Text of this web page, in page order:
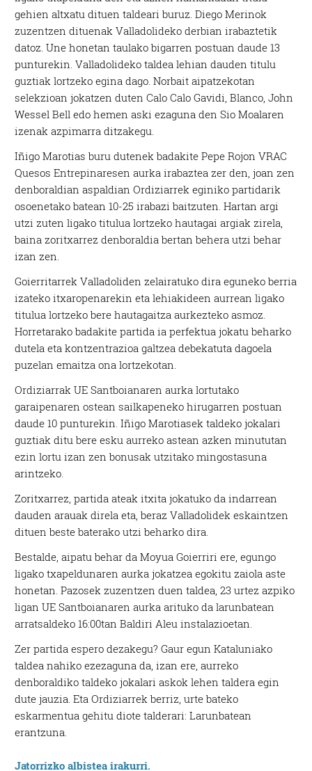
gehien altxatu dituen taldeari buruz. Diego Merinok
zuzentzen dituenak Valladolideko derbian irabaztetik
datoz. Une honetan taulako bigarren postuan daude 13
punturekin. Valladolideko taldea lehian dauden titulu
guztiak lortzeko egina dago. Norbait aipatzekotan
selekzioan jokatzen duten Calo Calo Gavidi, Blanco, John
Wessel Bell edo hemen aski ezaguna den Sio Moalaren
izenak azpimarra ditzakegu.
Iñigo Marotias buru dutenek badakite Pepe Rojon VRAC
Quesos Entrepinaresen aurka irabaztea zer den, joan zen
denboraldian aspaldian Ordiziarrek eginiko partidarik
osoenetako batean 10-25 irabazi baitzuten. Hartan argi
utzi zuten ligako titulua lortzeko hautagai argiak zirela,
baina zoritxarrez denboraldia bertan behera utzi behar
izan zen.
Goierritarrek Valladoliden zelairatuko dira eguneko berria
izateko itxaropenarekin eta lehiakideen aurrean ligako
titulua lortzeko bere hautagaitza aurkezteko asmoz.
Horretarako badakite partida ia perfektua jokatu beharko
dutela eta kontzentrazioa galtzea debekatuta dagoela
puzelan emaitza ona lortzekotan.
Ordiziarrak UE Santboianaren aurka lortutako
garaipenaren ostean sailkapeneko hirugarren postuan
daude 10 punturekin. Iñigo Marotiasek taldeko jokalari
guztiak ditu bere esku aurreko astean azken minututan
ezin lortu izan zen bonusak utzitako mingostasuna
arintzeko.
Zoritxarrez, partida ateak itxita jokatuko da indarrean
dauden arauak direla eta, beraz Valladolidek eskaintzen
dituen beste baterako utzi beharko dira.
Bestalde, aipatu behar da Moyua Goierriri ere, egungo
ligako txapeldunaren aurka jokatzea egokitu zaiola aste
honetan. Pazosek zuzentzen duen taldea, 23 urtez azpiko
ligan UE Santboianaren aurka arituko da larunbatean
arratsaldeko 16:00tan Baldiri Aleu instalazioetan.
Zer partida espero dezakegu? Gaur egun Kataluniako
taldea nahiko ezezaguna da, izan ere, aurreko
denboraldiko taldeko jokalari askok lehen taldera egin
dute jauzia. Eta Ordiziarrek berriz, urte bateko
eskarmentua gehitu diote talderari: Larunbatean
erantzuna.
Jatorrizko albistea irakurri.